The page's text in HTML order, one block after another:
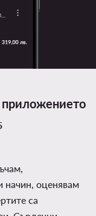
приложението
начин, оценявам
са